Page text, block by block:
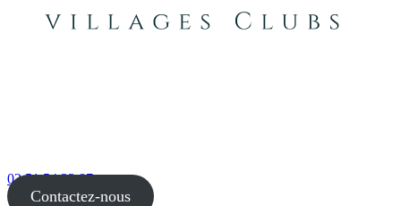
02 51 54 33 87
Contactez-nous